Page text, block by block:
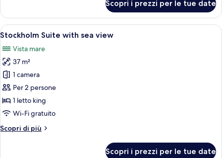
Sauna
Suite
Scopri i prezzi per le tue date
Apri
tutte
le
foto
per
Stockholm
Suite
with
view
Un soggiorno moderno con un
7
Stockholm Suite with sea view
Vista mare
37 m²
1 camera
Per 2 persone
1 letto king
Wi-Fi gratuito
Scopri di più
Altri
Scopri i prezzi per le tue date